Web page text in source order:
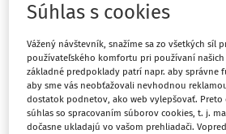
doktorand Katedry trestného práva
Téma
Trestné právo(1)
Súhlas s cookies
Vážený návštevník, snažíme sa zo všetkých síl
používateľského komfortu pri používaní našich
základné predpoklady patrí napr. aby správne
aby sme vás neobťažovali nevhodnou
dostatok podnetov, ako web vylepšovať. Preto
súhlas so spracovaním súborov cookies, t. j.
dočasne ukladajú vo vašom prehliadači.